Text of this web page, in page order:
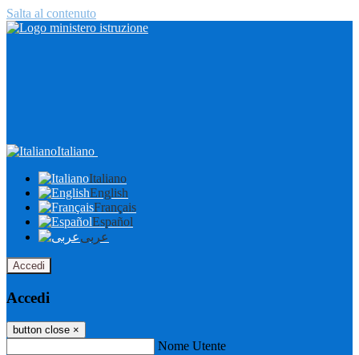
Salta al contenuto
Italiano
Italiano
English
Français
Español
عربى
Accedi
Accedi
button close ×
Nome Utente